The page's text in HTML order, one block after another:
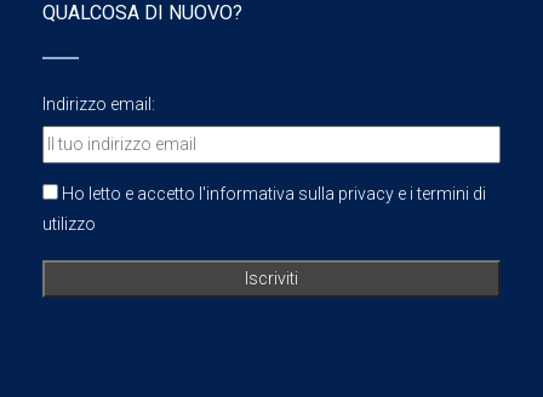
QUALCOSA DI NUOVO?
Indirizzo email:
Ho letto e accetto l'informativa sulla privacy e i termini di
utilizzo